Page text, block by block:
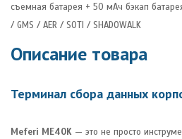
съемная батарея + 50 мАч бэкап
/ GMS / AER / SOTI / SHADOWALK
Описание товара
Терминал сбора данных
Meferi ME40K — это не просто